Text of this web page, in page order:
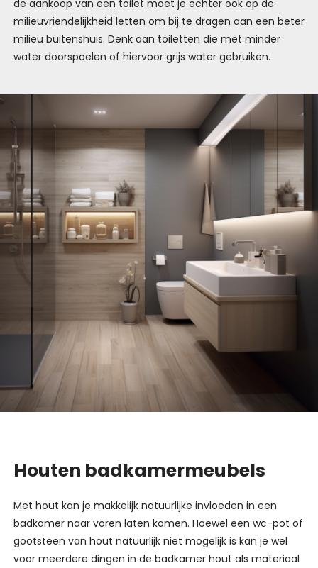
de aankoop van een toilet moet je echter ook op de
milieuvriendelijkheid letten om bij te dragen aan een beter
milieu buitenshuis. Denk aan toiletten die met minder
water doorspoelen of hiervoor grijs water gebruiken.
Houten badkamermeubels
Met hout kan je makkelijk natuurlijke invloeden in een
badkamer naar voren laten komen. Hoewel een wc-pot of
gootsteen van hout natuurlijk niet mogelijk is kan je wel
voor meerdere dingen in de badkamer hout als materiaal